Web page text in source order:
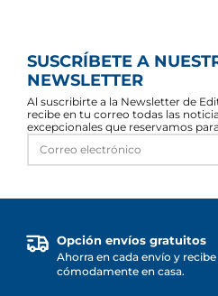
SUSCRÍBETE A
NEWSLETTER
Al suscribirte a la Newsletter de
recibe en tu correo todas las
excepcionales que reservamos
Opción envíos gratuitos
Ahorra en cada envío y
cómodamente en casa.